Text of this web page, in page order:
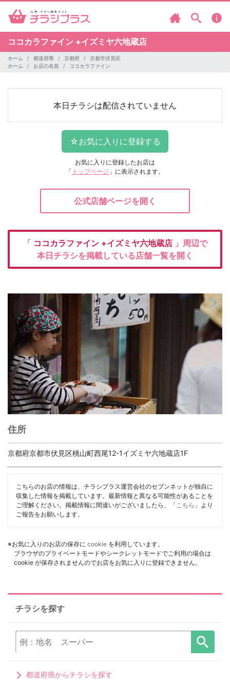
ココカラファイン +イズミヤ六地蔵店
ホーム 都道府県 京都府
京都市伏見区
ホーム
お店の名前 ココカラファイン
本日チラシは配信されていません
お気に入りに登録したお店は
「 トップページ 」に表示されます。
公式店舗ページを開く
「 ココカラファイン +イズミヤ六地蔵店 」周辺で
本日チラシを掲載している店舗一覧を開く
住所
京都府京都市伏見区桃山町西尾12-1イズミヤ六地蔵店1F
こちらのお店の情報は、チラシプラス運営会社のセブンネットが独自に
収集した情報を掲載しています。最新情報と異なる可能性があることを
ご理解ください。掲載情報に間違いがございましたら、「 こちら 」より
ご報告をお願いします。
※お気に入りのお店の保存に cookie を利用しています。
ブラウザのプライベートモードやシークレットモードでご利用の場合は
cookie が保存されませんのでお店をお気に入りに登録できません。
チラシを探す
都道府県からチラシを探す